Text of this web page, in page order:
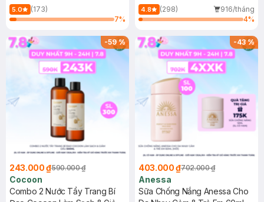
150ml
5.0
(173)
7%
4.8 (298)
916/tháng
4%
-59%
243.000 ₫590.000 ₫
Cocoon
Combo 2 Nước Tẩy Trang Bí
-43%
403.000 ₫702.000 ₫
Anessa
Sữa Chống Nắng Anessa Cho